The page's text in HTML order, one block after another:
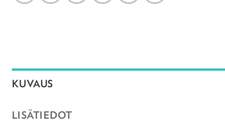
KUVAUS
LISÄTIEDOT